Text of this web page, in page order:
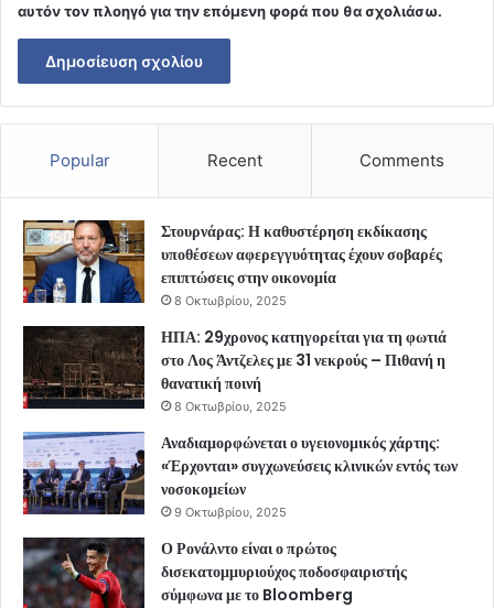
αυτόν τον πλοηγό για την επόμενη φορά που θα σχολιάσω.
Popular Recent Comments
Στουρνάρας: Η καθυστέρηση εκδίκασης
υποθέσεων αφερεγγυότητας έχουν σοβαρές
επιπτώσεις στην οικονομία
8 Οκτωβρίου, 2025
ΗΠΑ: 29χρονος κατηγορείται για τη φωτιά
στο Λος Άντζελες με 31 νεκρούς – Πιθανή η
θανατική ποινή
8 Οκτωβρίου, 2025
Αναδιαμορφώνεται ο υγειονομικός χάρτης:
«Έρχονται» συγχωνεύσεις κλινικών εντός των
νοσοκομείων
9 Οκτωβρίου, 2025
Ο Ρονάλντο είναι ο πρώτος
δισεκατομμυριούχος ποδοσφαιριστής
σύμφωνα με το Bloomberg